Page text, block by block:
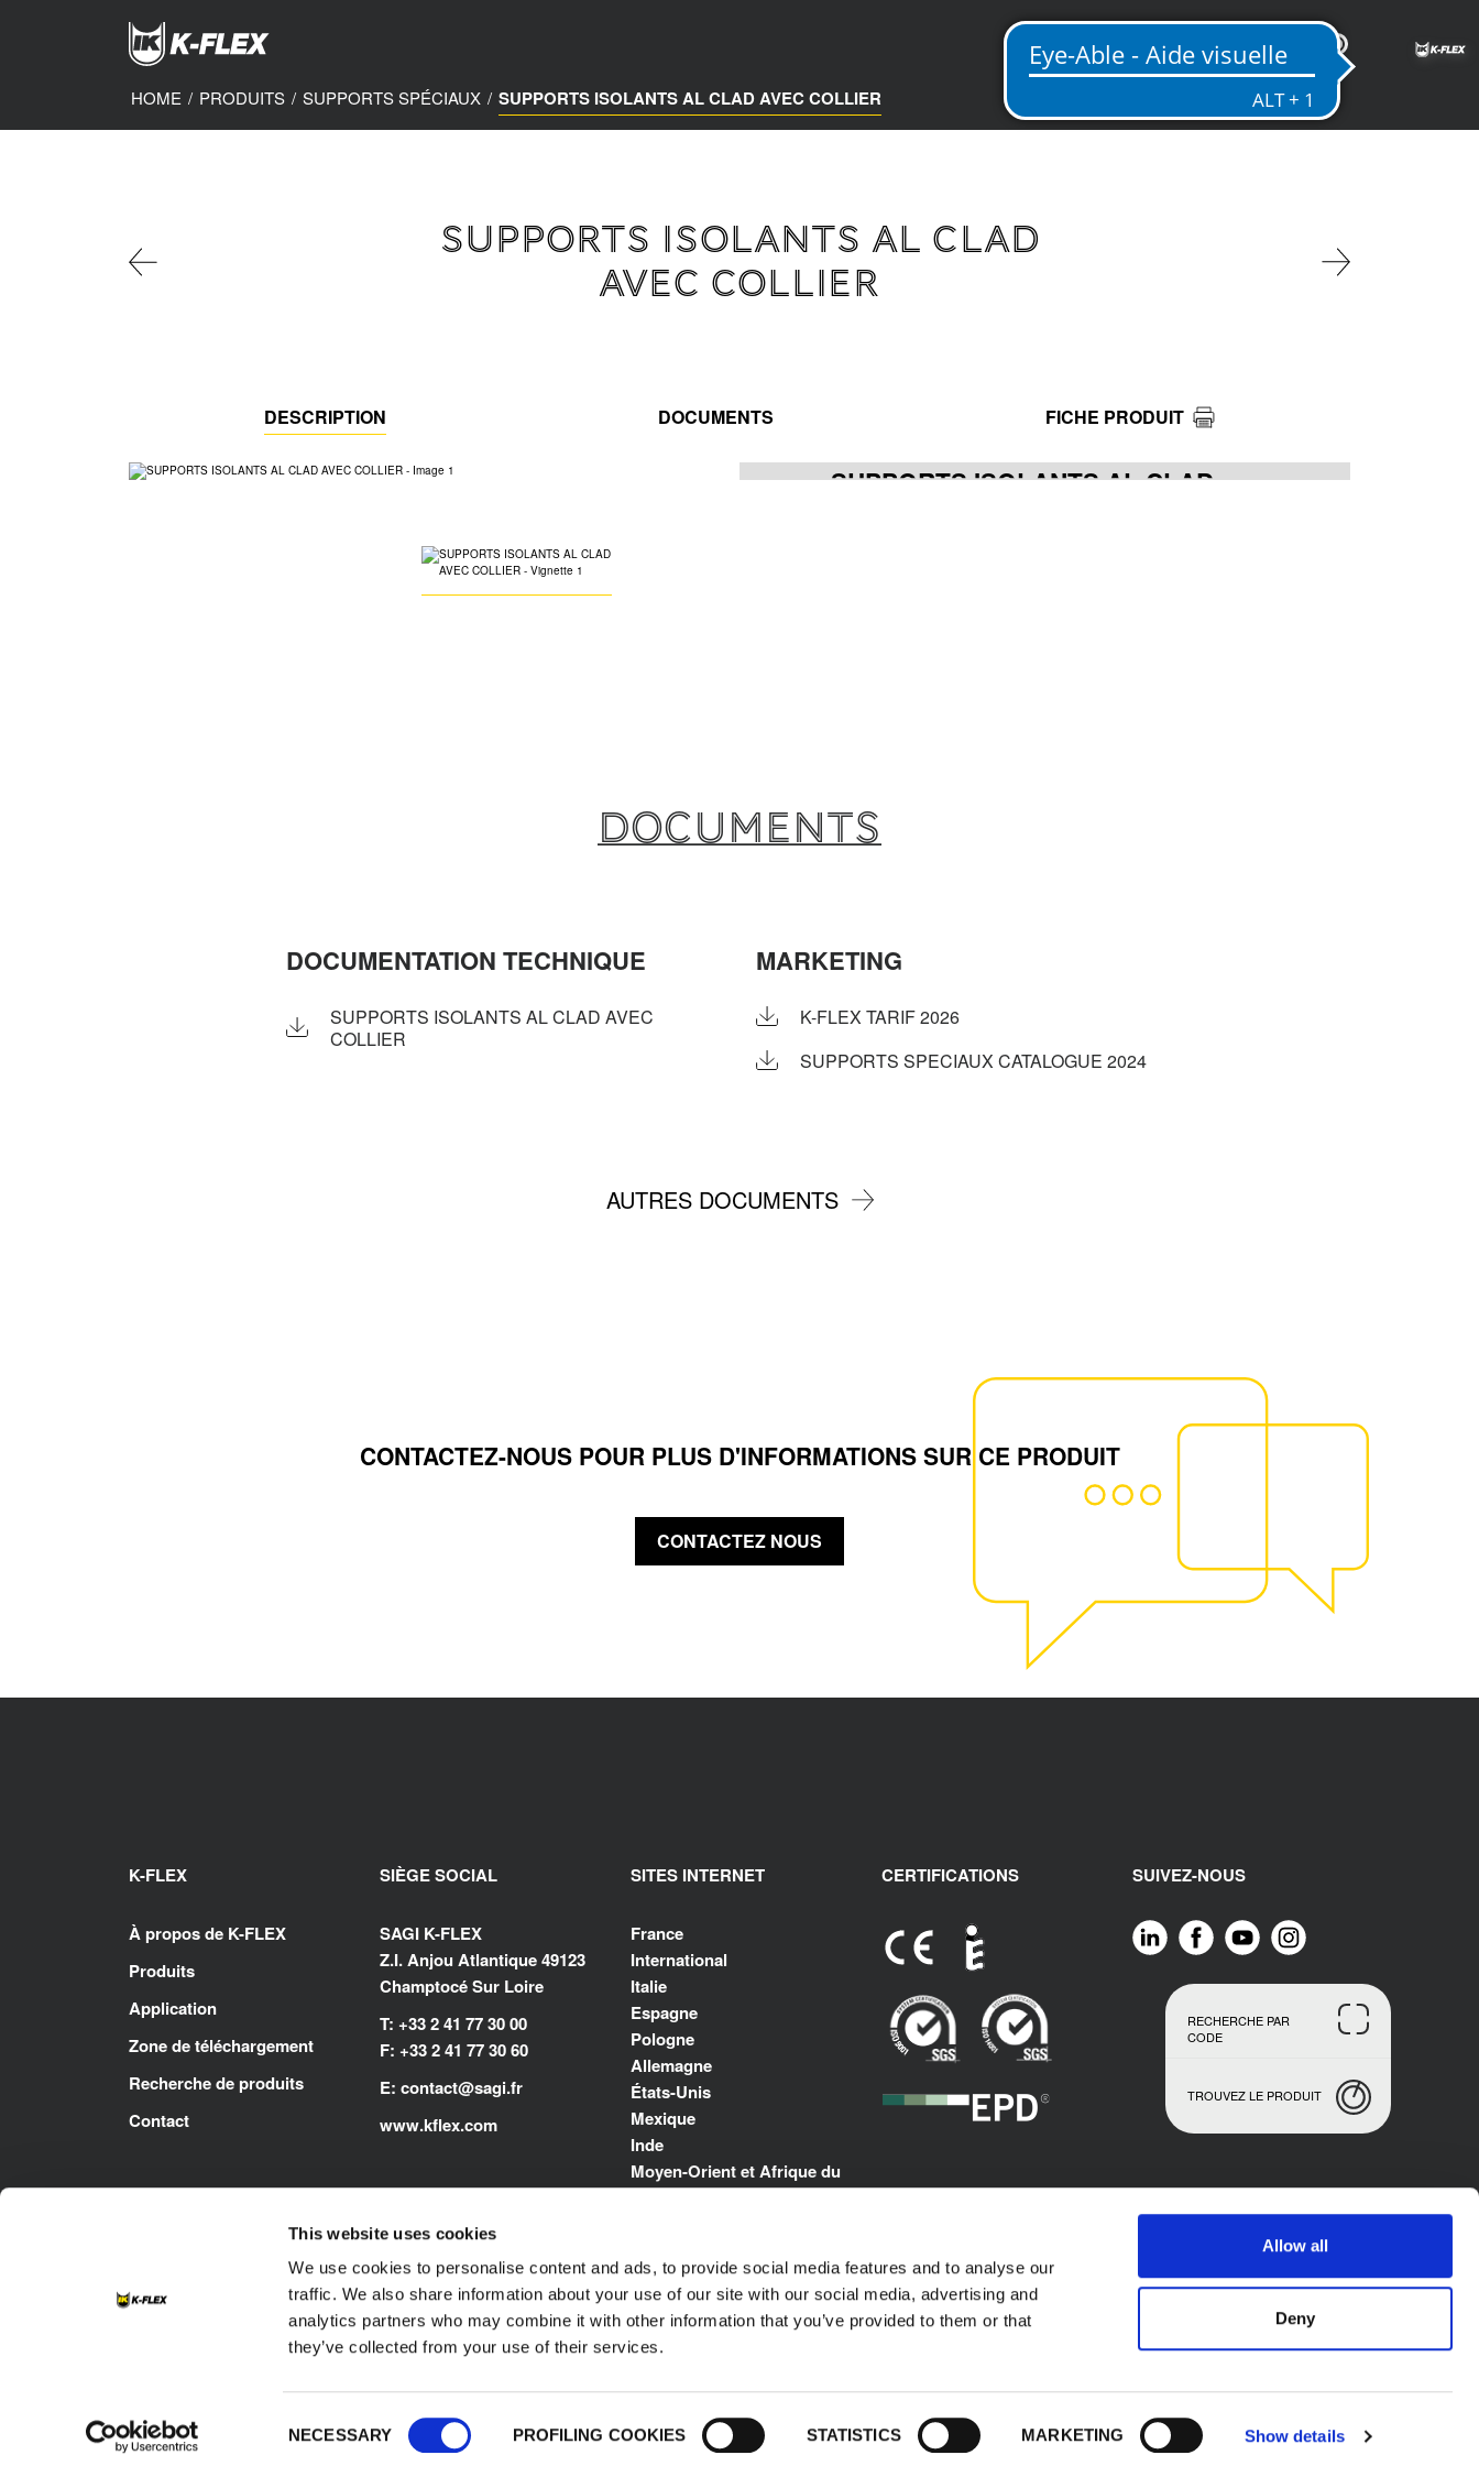
This website uses cookies
We use cookies to personalise content and ads, to provide social media features and to analyse our
traffic. We also share information about your use of our site with our social media, advertising and
analytics partners who may combine it with other information that you’ve provided to them or that
they’ve collected from your use of their services.
Selection
NECESSARY PROFILING COOKIES STATISTICS MARKETING Show details
Allow all
Deny
FR
HOME / PRODUITS / SUPPORTS SPÉCIAUX / SUPPORTS ISOLANTS AL CLAD AVEC COLLIER
RECHERCHE PAR
CODE
TROUVEZ LE PRODUIT
SUPPORTS ISOLANTS AL CLAD
AVEC COLLIER
DESCRIPTION DOCUMENTS FICHE PRODUIT
SUPPORTS ISOLANTS AL CLAD
est également disponible avec un collier et un
support métallique spécial qui, lorsqu'il est fixé à
Documents
DOCUMENTATION TECHNIQUE
SUPPORTS ISOLANTS AL CLAD AVEC
COLLIER
MARKETING
K-FLEX TARIF 2026
SUPPORTS SPECIAUX CATALOGUE 2024
AUTRES DOCUMENTS
CONTACTEZ-NOUS POUR PLUS D'INFORMATIONS SUR CE PRODUIT
CONTACTEZ NOUS
K-FLEX
À propos de K-FLEX
Produits
Application
Zone de téléchargement
Recherche de produits
Contact
SIÈGE SOCIAL
SAGI K-FLEX
Z.I. Anjou Atlantique 49123
Champtocé Sur Loire
T: +33 2 41 77 30 00
F: +33 2 41 77 30 60
E: contact@sagi.fr
www.kflex.com
SITES INTERNET
France
International
Italie
Espagne
Pologne
Allemagne
États-Unis
Mexique
Inde
Moyen-Orient et Afrique du
CERTIFICATIONS SUIVEZ-NOUS
Politique relative aux cookies
Politique de Confidentialité
© 1989-2025 L'ISOLANTE K-FLEX S.p.A. - P.l. IT02423640966. Tous